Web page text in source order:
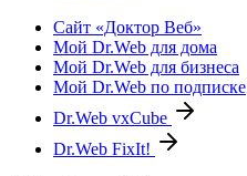
Сайт «Доктор Веб»
Мой Dr.Web для дома
Мой Dr.Web для бизнеса
Мой Dr.Web по подписке
Dr.Web vxCube
Dr.Web FixIt!